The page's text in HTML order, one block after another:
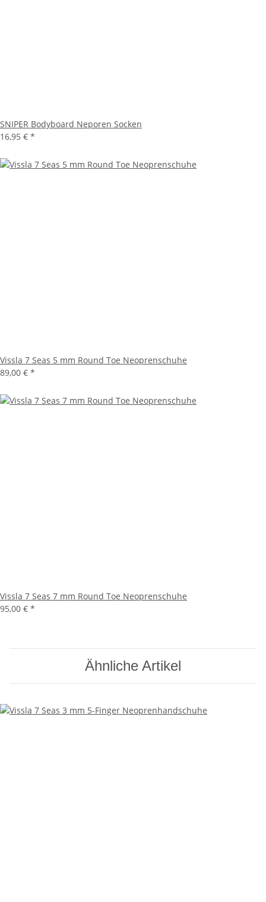
SNIPER Bodyboard Neporen Socken
16,95 € *
Vissla 7 Seas 5 mm Round Toe Neoprenschuhe
89,00 € *
Vissla 7 Seas 7 mm Round Toe Neoprenschuhe
95,00 € *
Ähnliche Artikel